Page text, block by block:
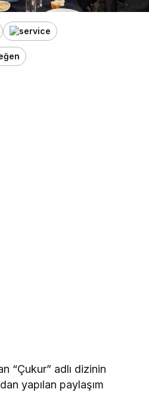
“Çukur” adlı dizinin
yapılan paylaşım